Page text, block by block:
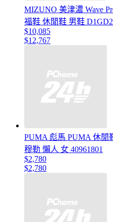
MIZUNO 美津濃 Wave
福鞋 休閒鞋 男鞋
$10,085
$12,767
PUMA 彪馬 PUMA 休閒
穆勒 懶人 女 40961801
$2,780
$2,780